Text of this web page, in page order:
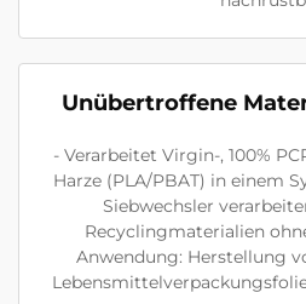
Unübertroffene
- Verarbeitet Virgin-, 100%
Harze (PLA/PBAT) in einem
Siebwechsler
Recyclingmaterialien
Anwendung: Herstellung